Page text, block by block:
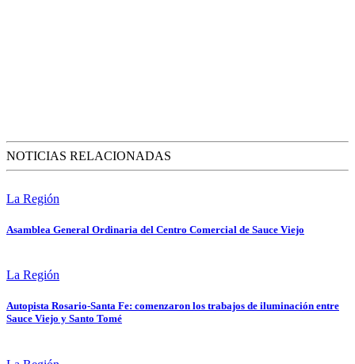
NOTICIAS RELACIONADAS
La Región
Asamblea General Ordinaria del Centro Comercial de Sauce Viejo
La Región
Autopista Rosario-Santa Fe: comenzaron los trabajos de iluminación entre
Sauce Viejo y Santo Tomé